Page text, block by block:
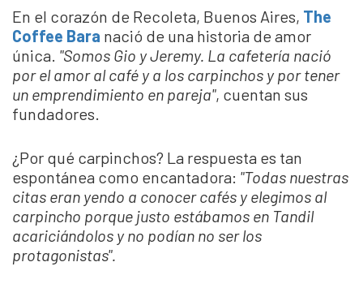
En el corazón de Recoleta, Buenos Aires, The
Coffee Bara nació de una historia de amor
única. "Somos Gio y Jeremy. La cafetería nació
por el amor al café y a los carpinchos y por tener
un emprendimiento en pareja", cuentan sus
fundadores.
¿Por qué carpinchos? La respuesta es tan
espontánea como encantadora: "Todas nuestras
citas eran yendo a conocer cafés y elegimos al
carpincho porque justo estábamos en Tandil
acariciándolos y no podían no ser los
protagonistas".